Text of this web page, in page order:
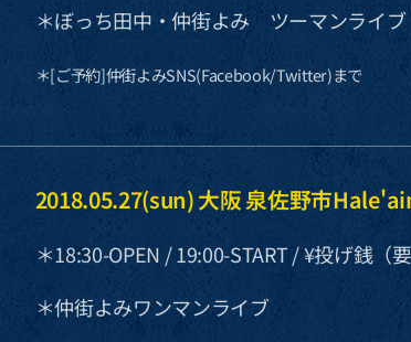
＊ぼっち田中・仲街よみ ツーマンライブ
＊[ご予約]仲街よみSNS(Facebook/Twitter)まで
2018.05.27(sun) 大阪 泉佐野市
＊18:30-OPEN / 19:00-START / ¥投げ銭（
＊仲街よみワンマンライブ